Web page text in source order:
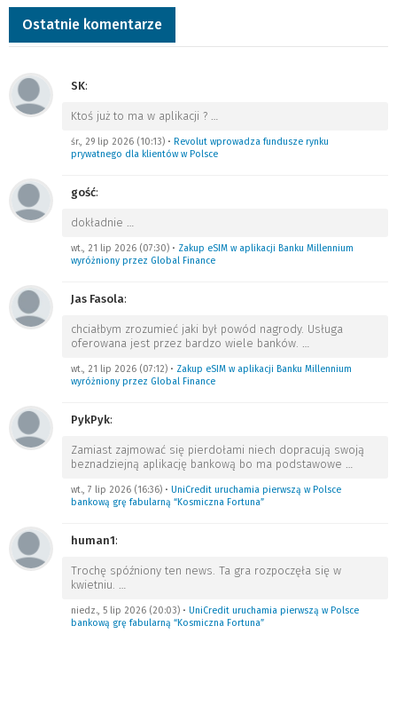
Ostatnie komentarze
SK:
Ktoś już to ma w aplikacji ? …
śr., 29 lip 2026 (10:13) • Revolut wprowadza fundusze rynku
prywatnego dla klientów w Polsce
gość:
dokładnie …
wt., 21 lip 2026 (07:30) • Zakup eSIM w aplikacji Banku Millennium
wyróżniony przez Global Finance
Jas Fasola:
chciałbym zrozumieć jaki był powód nagrody. Usługa
oferowana jest przez bardzo wiele banków. …
wt., 21 lip 2026 (07:12) • Zakup eSIM w aplikacji Banku Millennium
wyróżniony przez Global Finance
PykPyk:
Zamiast zajmować się pierdołami niech dopracują swoją
beznadziejną aplikację bankową bo ma podstawowe …
wt., 7 lip 2026 (16:36) • UniCredit uruchamia pierwszą w Polsce
bankową grę fabularną “Kosmiczna Fortuna”
human1:
Trochę spóźniony ten news. Ta gra rozpoczęła się w
kwietniu. …
niedz., 5 lip 2026 (20:03) • UniCredit uruchamia pierwszą w Polsce
bankową grę fabularną “Kosmiczna Fortuna”